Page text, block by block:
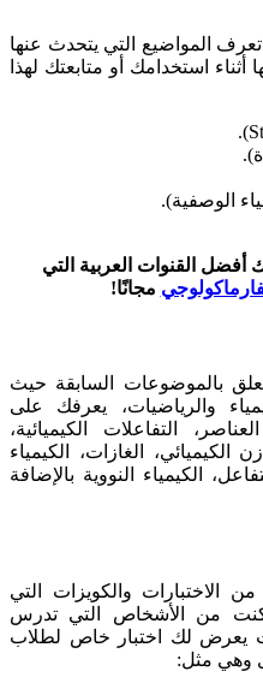
المواضيع التي يتحدث عنها
استخدامك أو متابعتك لهذا
القنوات العربية التي
مجانًا!
بالموضوعات السابقة حيث
والرياضيات، يعرفك على
التفاعلات الكيميائية،
الكيميائي، الغازات، الكيمياء
الكيمياء النووية بالإضافة
الاختبارات والكويزات التي
كنت من الأشخاص التي تدرس
يعرض لك اختبار خاص لطلاب